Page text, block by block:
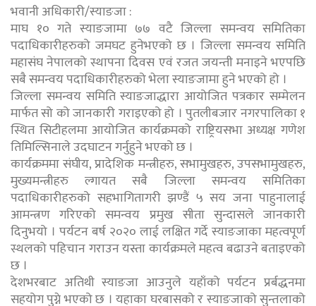
भवानी अधिकारी/स्याङजा :
माघ १० गते स्याङजामा ७७ वटै जिल्ला समन्वय समितिका
पदाधिकारीहरुको जमघट हुनेभएको छ । जिल्ला समन्वय समिति
महासंघ नेपालको स्थापना दिवस एवं रजत जयन्ती मनाइने भएपछि
सबै समन्वय पदाधिकारीहरुको भेला स्याङजामा हुने भएको हो ।
जिल्ला समन्वय समिति स्याङजाद्धारा आयोजित पत्रकार सम्मेलन
मार्फत सो को जानकारी गराइएको हो । पुतलीबजार नगरपालिका १
स्थित सिटीहलमा आयोजित कार्यक्रमको राष्ट्रियसभा अध्यक्ष गणेश
तिमिल्सिनाले उदघाटन गर्नुहुने भएको छ ।
कार्यक्रममा संघीय, प्रादेशिक मन्त्रीहरु, सभामुखहरु, उपसभामुखहरु,
मुख्यमन्त्रीहरु ल्गायत सबै जिल्ला समन्वय समितिका
पदाधिकारीहरुको सहभागितागरी झण्डैं ५ सय जना पाहुनालाई
आमन्त्रण गरिएको समन्वय प्रमुख सीता सुन्दासले जानकारी
दिनुभयो । पर्यटन बर्ष २०२० लाई लक्षित गर्दे स्याङजाका महत्वपूर्ण
स्थलको पहिचान गराउन यस्ता कार्यक्रमले महत्व बढाउने बताइएको
छ ।
देशभरबाट अतिथी स्याङजा आउनुले यहाँको पर्यटन प्रर्बद्धनमा
सहयोग पुग्ने भएको छ । यहाका घरबासको र स्याङजाको सुन्तलाको